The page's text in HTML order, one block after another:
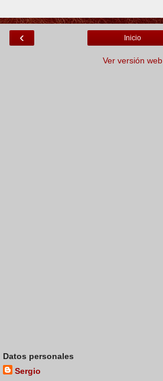
‹ Inicio
Ver versión web
Datos personales
Sergio